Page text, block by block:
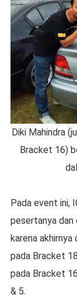
Diki Mahindra
Bracket 16)
Pada event ini,
pesertanya dan
karena
pada Bracket
pada Bracket
& 5.